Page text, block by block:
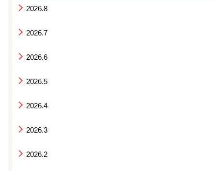
2026.8
2026.7
2026.6
2026.5
2026.4
2026.3
2026.2